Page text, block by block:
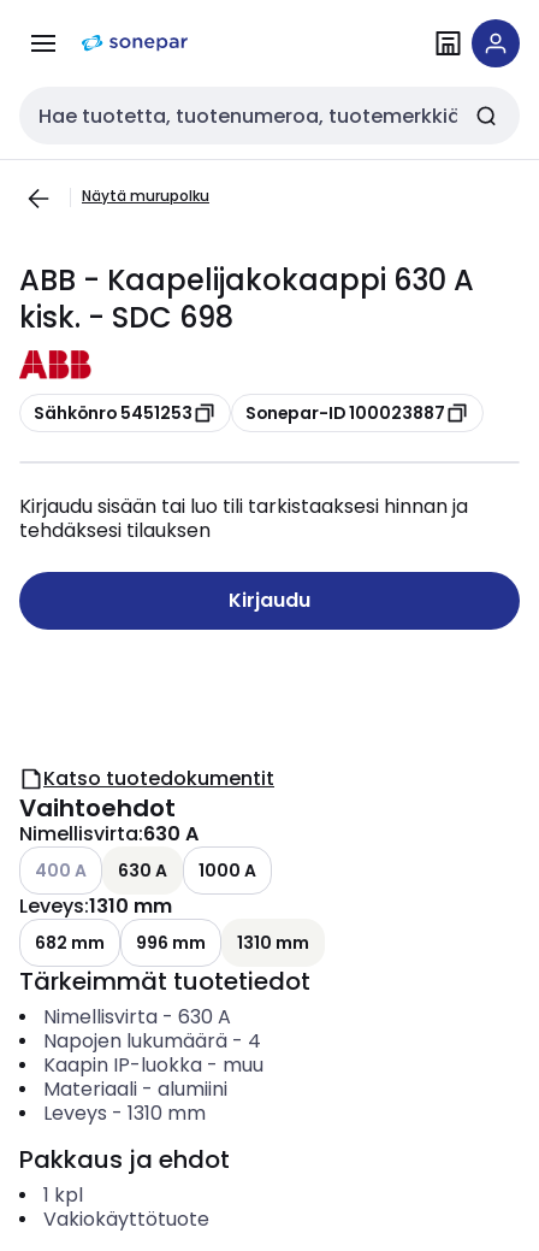
navigointiinsisältöön
Haku
Näytä murupolku
ABB - Kaapelijakokaappi 630 A
kisk. - SDC 698
Kopioi
Sähkönro 5451253 Kopioi
Sonepar-ID 100023887
Kirjaudu sisään tai luo tili tarkistaaksesi hinnan ja
tehdäksesi tilauksen
Kirjaudu
Katso tuotedokumentit
Vaihtoehdot
Nimellisvirta:630 A
Katso käytettävissä olevat vaihtoehdot
400 A 630 A 1000 A
Leveys:1310 mm
682 mm 996 mm 1310 mm
Tärkeimmät tuotetiedot
Nimellisvirta- 630 A
Napojen lukumäärä- 4
Kaapin IP-luokka- muu
Materiaali- alumiini
Leveys - 1310 mm
Pakkaus ja ehdot
1 kpl
Vakiokäyttötuote